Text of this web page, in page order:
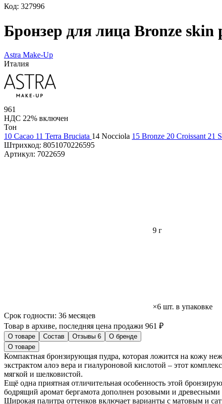
Код: 327996
Бронзер для лица Bronze skin
Astra Make-Up
Италия
961
НДС 22% включен
Тон
10 Cacao 11 Terra Bruciata 14 Nocciola 15 Bronze 20 Croissant 21
Штрихкод: 8051070226595
Артикул: 7022659
9 г
×6 шт. в упаковке
Срок годности: 36 месяцев
Товар в архиве, последняя цена продажи 961 ₽
О товаре Состав Отзывы 6
О бренде
О товаре
Компактная бронзирующая пудра, которая ложится на кожу
экстрактом алоэ вера и гиалуроновой кислотой – этот
мягкой и шелковистой.
Ещё одна приятная отличительная особенность этой
бодрящий аромат бергамота дополнен розовыми и
Широкая палитра оттенков включает варианты с матовым и